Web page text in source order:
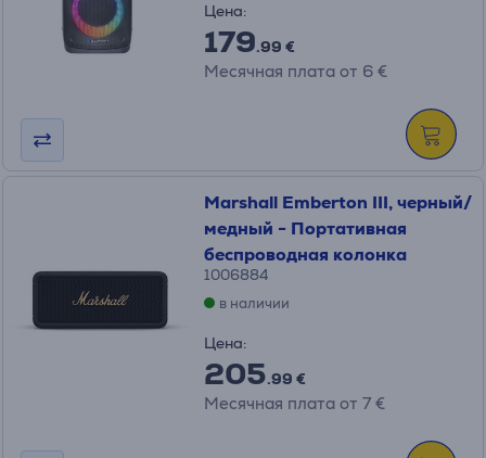
Цена:
179.99 €
Месячная плата от 6 €
Marshall Emberton III, черный/
медный - Портативная
беспроводная колонка
1006884
в наличии
Цена:
205.99 €
Месячная плата от 7 €